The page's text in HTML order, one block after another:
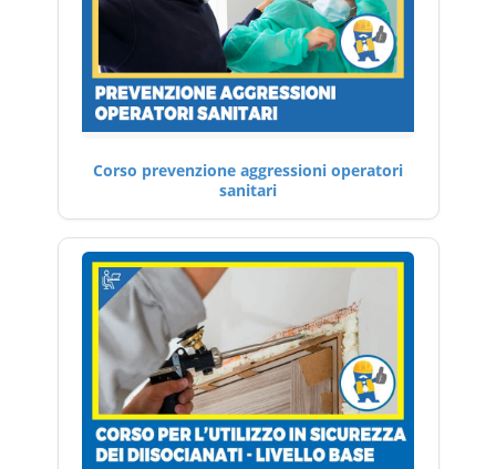
Corso prevenzione aggressioni operatori
sanitari